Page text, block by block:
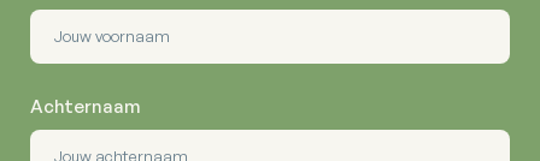
Achternaam